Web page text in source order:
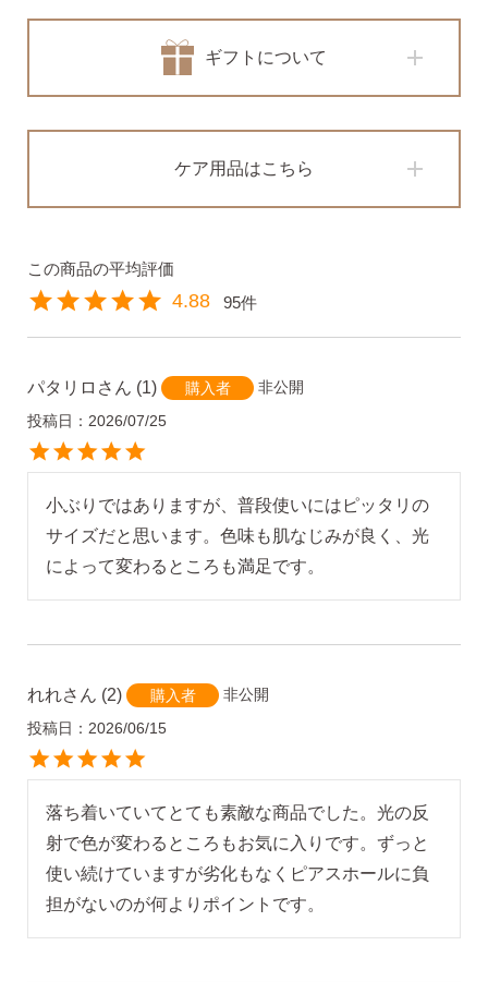
ギフトについて
ケア用品はこちら
4.88 95
パタリロ 1 購入者
非公開
投稿日
2026/07/25
小ぶりではありますが、普段使いにはピッタリの
サイズだと思います。色味も肌なじみが良く、光
によって変わるところも満足です。
れれ 2 購入者
非公開
投稿日
2026/06/15
落ち着いていてとても素敵な商品でした。光の反
射で色が変わるところもお気に入りです。ずっと
使い続けていますが劣化もなくピアスホールに負
担がないのが何よりポイントです。